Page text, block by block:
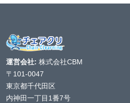
運営会社: 株式会社CBM
〒101-0047
東京都千代田区
内神田一丁目1番7号